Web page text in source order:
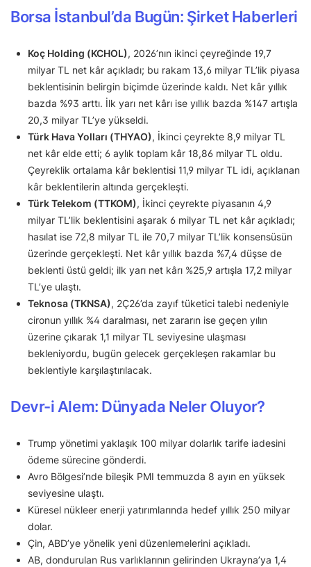
Borsa İstanbul’da Bugün: Şirket Haberleri
Koç Holding (KCHOL), 2026’nın ikinci çeyreğinde 19,7
milyar TL net kâr açıkladı; bu rakam 13,6 milyar TL’lik piyasa
beklentisinin belirgin biçimde üzerinde kaldı. Net kâr yıllık
bazda %93 arttı. İlk yarı net kârı ise yıllık bazda %147 artışla
20,3 milyar TL’ye yükseldi.
Türk Hava Yolları (THYAO), İkinci çeyrekte 8,9 milyar TL
net kâr elde etti; 6 aylık toplam kâr 18,86 milyar TL oldu.
Çeyreklik ortalama kâr beklentisi 11,9 milyar TL idi, açıklanan
kâr beklentilerin altında gerçekleşti.
Türk Telekom (TTKOM), İkinci çeyrekte piyasanın 4,9
milyar TL’lik beklentisini aşarak 6 milyar TL net kâr açıkladı;
hasılat ise 72,8 milyar TL ile 70,7 milyar TL’lik konsensüsün
üzerinde gerçekleşti. Net kâr yıllık bazda %7,4 düşse de
beklenti üstü geldi; ilk yarı net kârı %25,9 artışla 17,2 milyar
TL’ye ulaştı.
Teknosa (TKNSA), 2Ç26’da zayıf tüketici talebi nedeniyle
cironun yıllık %4 daralması, net zararın ise geçen yılın
üzerine çıkarak 1,1 milyar TL seviyesine ulaşması
bekleniyordu, bugün gelecek gerçekleşen rakamlar bu
beklentiyle karşılaştırılacak.
Devr-i Alem: Dünyada Neler Oluyor?
Trump yönetimi yaklaşık 100 milyar dolarlık tarife iadesini
ödeme sürecine gönderdi.
Avro Bölgesi’nde bileşik PMI temmuzda 8 ayın en yüksek
seviyesine ulaştı.
Küresel nükleer enerji yatırımlarında hedef yıllık 250 milyar
dolar.
Çin, ABD’ye yönelik yeni düzenlemelerini açıkladı.
AB, dondurulan Rus varlıklarının gelirinden Ukrayna’ya 1,4